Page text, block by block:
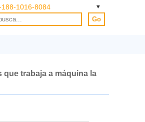
188-1016-8084
Go
que trabaja a máquina la